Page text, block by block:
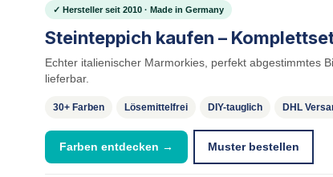
✓ Hersteller seit 2010 · Made in Germany
Steinteppich kaufen –
Echter italienischer Marmorkies, perfekt abgestimmtes
lieferbar.
30+ Farben Lösemittelfrei DIY-tauglich DHL
Farben entdecken → Muster bestellen